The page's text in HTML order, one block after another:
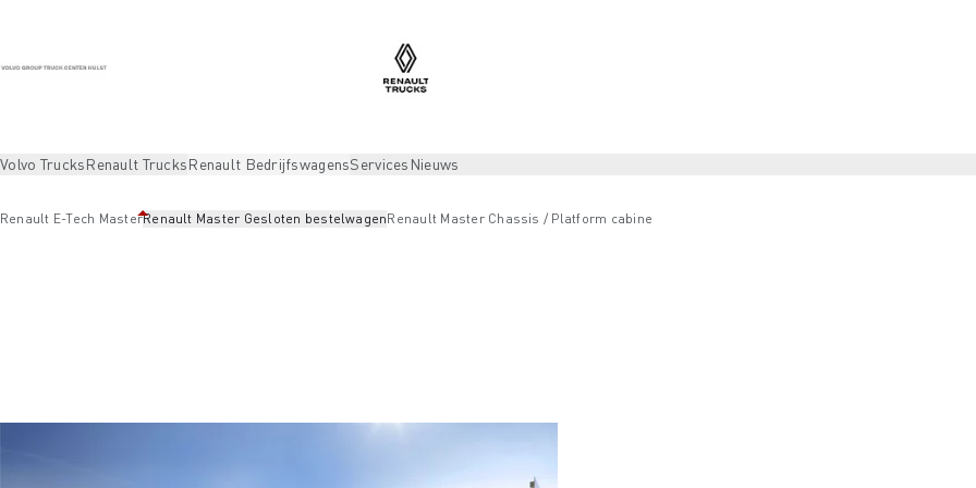
Volvo TrucksRenault TrucksRenault BedrijfswagensServices Nieuws
Renault E-Tech MasterRenault Master Gesloten bestelwagenRenault Master Chassis / Platform cabine